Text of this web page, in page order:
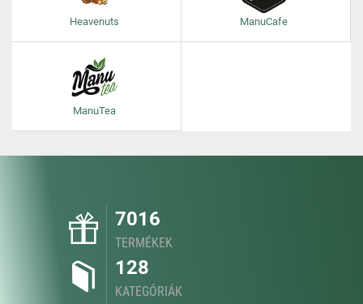
Heavenuts ManuCafe
ManuTea
7016
TERMÉKEK
128
KATEGÓRIÁK